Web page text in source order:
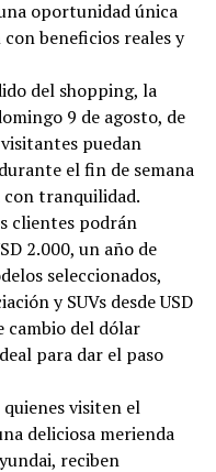
oportunidad única
beneficios reales y
del shopping, la
9 de agosto, de
puedan
el fin de semana
con tranquilidad.
clientes podrán
2.000, un año de
seleccionados,
y SUVs desde USD
cambio del dólar
para dar el paso
visiten el
deliciosa merienda
reciben